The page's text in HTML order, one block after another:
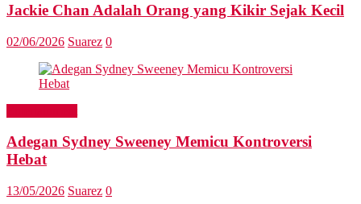
Jackie Chan Adalah Orang yang Kikir Sejak Kecil
02/06/2026 Suarez 0
Adegan Sydney Sweeney Memicu Kontroversi
Hebat
13/05/2026 Suarez 0